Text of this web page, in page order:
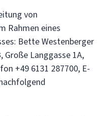
von
Rahmen eines
Bette Westenberger
Große Langgasse 1A,
+49 6131 287700, E-